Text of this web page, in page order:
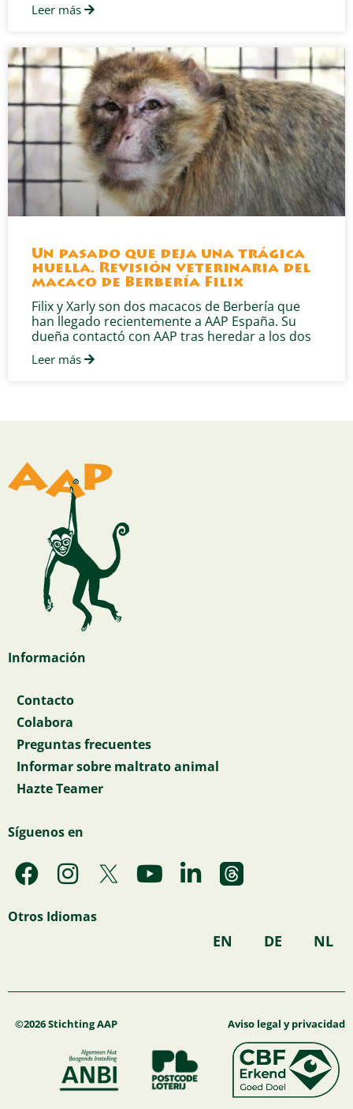
Leer más
Un pasado que deja una trágica
huella. Revisión veterinaria del
macaco de Berbería Filix
Filix y Xarly son dos macacos de Berbería que
han llegado recientemente a AAP España. Su
dueña contactó con AAP tras heredar a los dos
Leer más
Información
Contacto
Colabora
Preguntas frecuentes
Informar sobre maltrato animal
Hazte Teamer
Síguenos en
F
a
c
o
k
I
n
s
g
a
m
Y
o
b
L
i
d
Otros Idiomas
EN DE NL
©2026 Stichting AAP Aviso legal y privacidad